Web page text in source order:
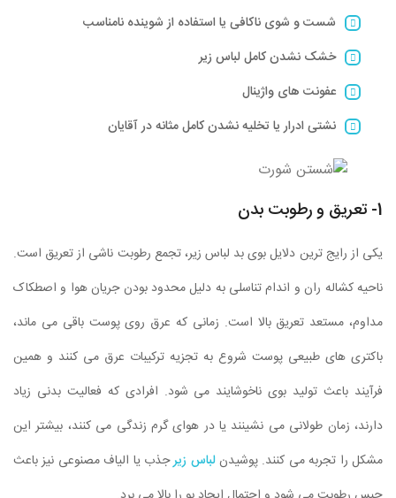
شست و شوی ناکافی یا استفاده از شوینده نامناسب
خشک نشدن کامل لباس زیر
عفونت های واژینال
نشتی ادرار یا تخلیه نشدن کامل مثانه در آقایان
1- تعریق و رطوبت بدن
یکی از رایج ترین دلایل بوی بد لباس زیر، تجمع رطوبت ناشی از تعریق است.
ناحیه کشاله ران و اندام تناسلی به دلیل محدود بودن جریان هوا و اصطکاک
مداوم، مستعد تعریق بالا است. زمانی که عرق روی پوست باقی می ماند،
باکتری های طبیعی پوست شروع به تجزیه ترکیبات عرق می کنند و همین
فرآیند باعث تولید بوی ناخوشایند می شود. افرادی که فعالیت بدنی زیاد
دارند، زمان طولانی می نشینند یا در هوای گرم زندگی می کنند، بیشتر این
مشکل را تجربه می کنند. پوشیدنلباس زیرجذب یا الیاف مصنوعی نیز باعث